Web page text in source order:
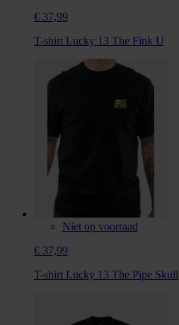
€ 37,99
T-shirt Lucky 13 The Fink U
Niet op voorraad
€ 37,99
T-shirt Lucky 13 The Pipe Skull